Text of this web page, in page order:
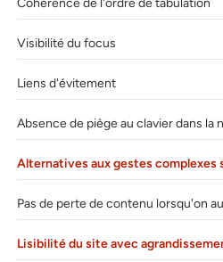
Cohérence de l'ordre de tabulation
Visibilité du focus
Liens d'évitement
Absence de piège au clavier dans la
Alternatives aux gestes complexes
Pas de perte de contenu lorsqu'on
Lisibilité du site avec